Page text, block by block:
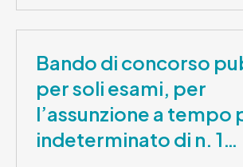
Bando di concorso
per soli esami, per
l’assunzione a tempo
indeterminato di n. 1